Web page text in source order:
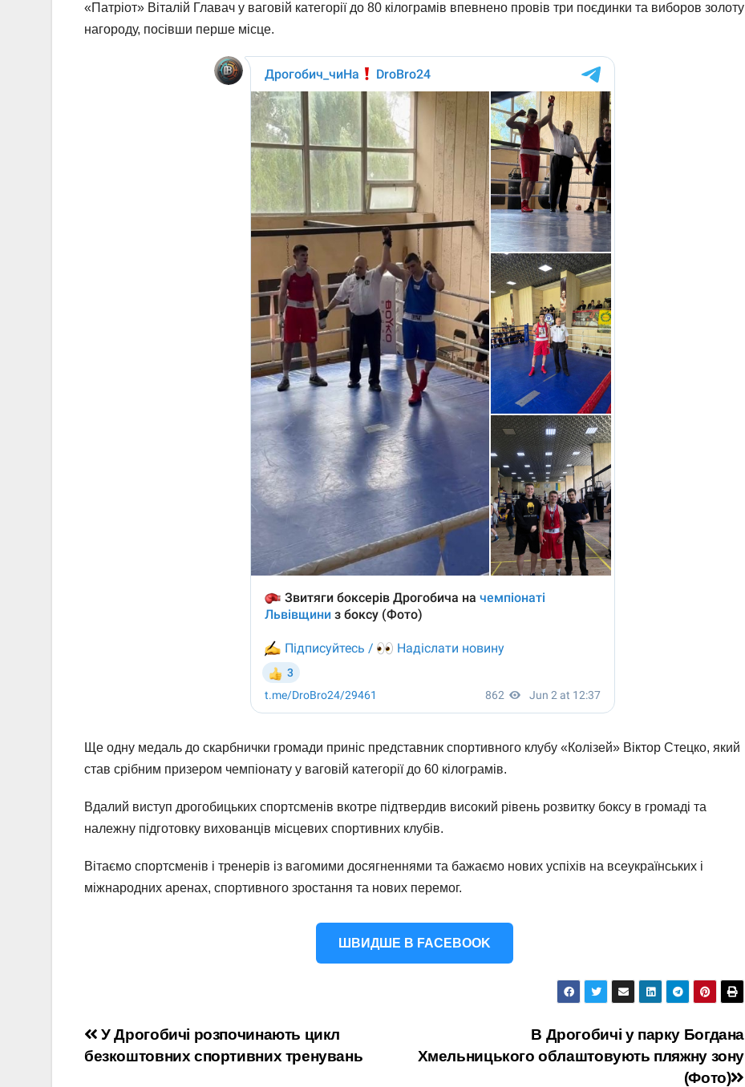
«Патріот» Віталій Главач у ваговій категорії до 80 кілограмів впевнено провів три поєдинки та виборов золоту
нагороду, посівши перше місце.
Ще одну медаль до скарбнички громади приніс представник спортивного клубу «Колізей» Віктор Стецко, який
став срібним призером чемпіонату у ваговій категорії до 60 кілограмів.
Вдалий виступ дрогобицьких спортсменів вкотре підтвердив високий рівень розвитку боксу в громаді та
належну підготовку вихованців місцевих спортивних клубів.
Вітаємо спортсменів і тренерів із вагомими досягненнями та бажаємо нових успіхів на всеукраїнських і
міжнародних аренах, спортивного зростання та нових перемог.
ШВИДШЕ В FACEBOOK
Навігація
В Дрогобичі у парку Богдана
Хмельницького облаштовують пляжну зону
(Фото)
У Дрогобичі розпочинають цикл
безкоштовних спортивних тренувань